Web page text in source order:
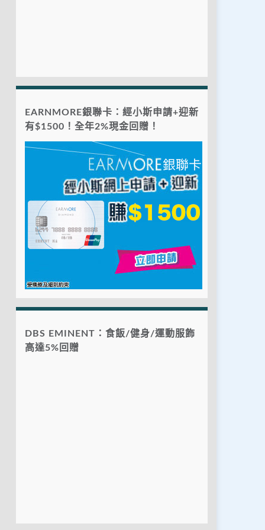
EARNMORE銀聯卡：經小斯申請+迎新
有$1500！全年2%現金回贈！
DBS EMINENT：食飯/健身/運動服飾
高達5%回贈